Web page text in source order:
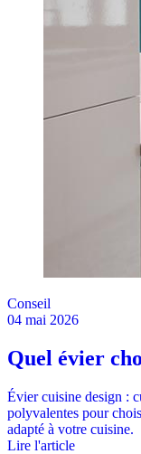
Conseil
04 mai 2026
Quel évier
Évier cuisine design :
polyvalentes pour
adapté à votre cuisine.
Lire l'article